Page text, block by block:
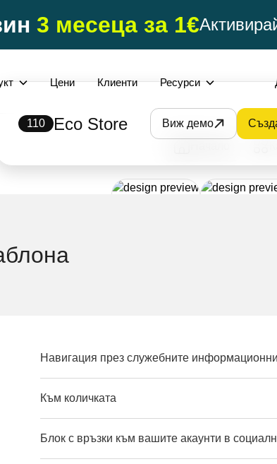
3 месеца за 1€
Цени Клиенти Ресурси
110 Eco Store Виж демо
Навигация през служебните
Към количката
Блок с връзки към вашите акаунти в